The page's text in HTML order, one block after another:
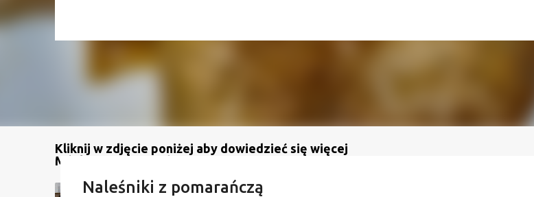
Kliknij w zdjęcie poniżej aby dowiedzieć się więcej
Mój kanał na YouTube
Naleśniki z pomarańczą